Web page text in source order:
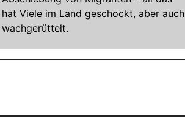
hat Viele im Land geschockt, aber auch
wachgerüttelt.